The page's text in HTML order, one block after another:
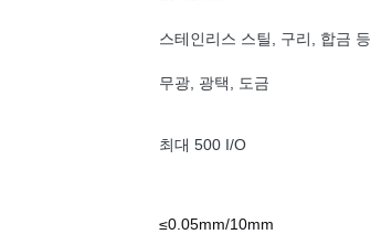
스테인리스 스틸, 구리, 합금 등
무광, 광택, 도금
최대 500 I/O
≤0.05mm/10mm